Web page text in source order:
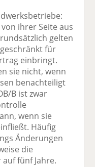
ihrer Seite aus
gelten
für
einbringt.
sie nicht, wenn
benachteiligt
B ist zwar
wenn sie
Häufig
Änderungen
die
fünf Jahre.